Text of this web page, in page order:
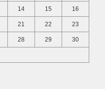
14 15 16
21 22 23
28 29 30